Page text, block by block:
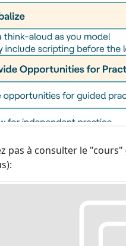
pas à consulter le